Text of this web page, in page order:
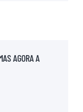
AGORA A